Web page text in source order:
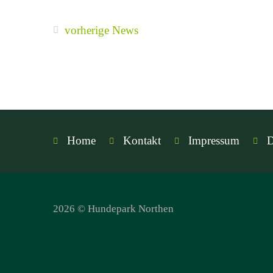
vorherige News
Home Kontakt Impressum
2026 © Hundepark Northen